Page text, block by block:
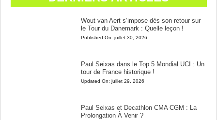
Wout van Aert s’impose dès son retour sur
le Tour du Danemark : Quelle leçon !
Published On: juillet 30, 2026
Paul Seixas dans le Top 5 Mondial UCI : Un
tour de France historique !
Updated On: juillet 29, 2026
Paul Seixas et Decathlon CMA CGM : La
Prolongation À Venir ?